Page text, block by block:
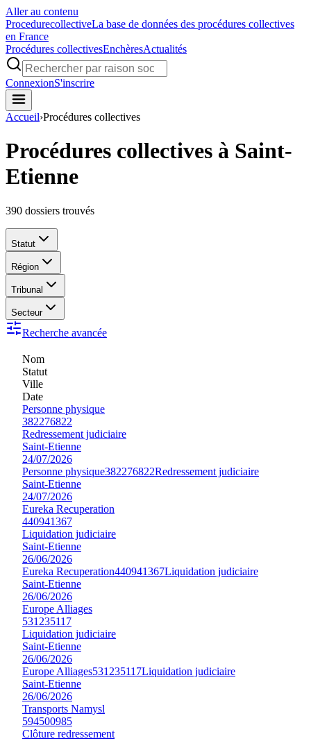
Aller au contenu
ProcedurecollectiveLa base de données des procédures collectives
en France
Procédures collectivesEnchèresActualités
ConnexionS'inscrire
Accueil›Procédures collectives
Procédures collectives à Saint-
Etienne
390 dossiers trouvés
Statut
Région
Tribunal
Secteur
Recherche avancée
Nom
Statut
Ville
Date
Personne physique
382276822
Redressement judiciaire
Saint-Etienne
24/07/2026
Personne physique382276822Redressement judiciaire
Saint-Etienne
24/07/2026
Eureka Recuperation
440941367
Liquidation judiciaire
Saint-Etienne
26/06/2026
Eureka Recuperation440941367Liquidation judiciaire
Saint-Etienne
26/06/2026
Europe Alliages
531235117
Liquidation judiciaire
Saint-Etienne
26/06/2026
Europe Alliages531235117Liquidation judiciaire
Saint-Etienne
26/06/2026
Transports Namysl
594500985
Clôture redressement